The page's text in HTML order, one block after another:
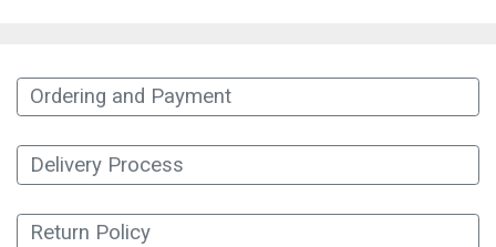
Ordering and Payment
Delivery Process
Return Policy